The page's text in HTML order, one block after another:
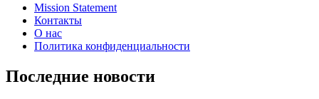
Mission Statement
Контакты
О нас
Политика конфиденциальности
Последние новости